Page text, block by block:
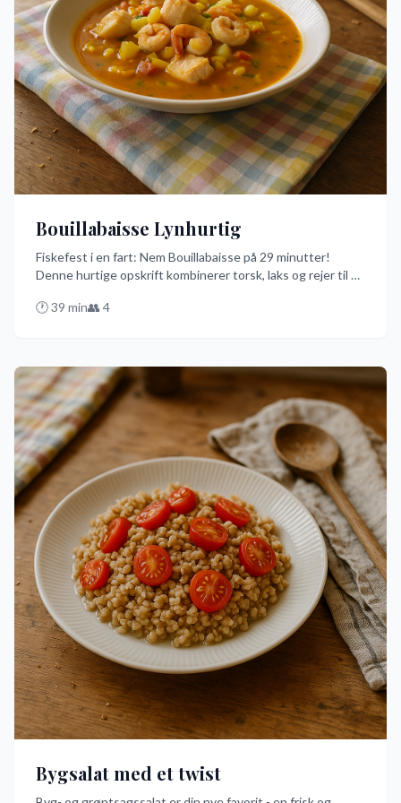
Bouillabaisse Lynhurtig
Fiskefest i en fart: Nem Bouillabaisse på 29 minutter!
Denne hurtige opskrift kombinerer torsk, laks og rejer til en
til travle dage, hvor du alligevel ønsker at nyde en lækker
🕐39 min👥 4
Bygsalat med et twist